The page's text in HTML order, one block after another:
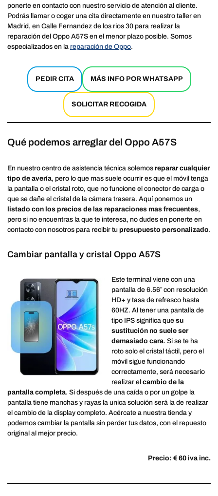
ponerte en contacto con nuestro servicio de atención al cliente.
Podrás llamar o coger una cita directamente en nuestro taller en
Madrid, en Calle Fernandez de los rios 30 para realizar la
reparación del Oppo A57S en el menor plazo posible. Somos
especializados en la reparación de Oppo.
PEDIR CITA MÁS INFO POR WHATSAPP
SOLICITAR RECOGIDA
Qué podemos arreglar del Oppo A57S
En nuestro centro de asistencia técnica solemos reparar cualquier
tipo de avería, pero lo que mas suele ocurrir es que el móvil tenga
la pantalla o el cristal roto, que no funcione el conector de carga o
que se dañe el cristal de la cámara trasera. Aquí ponemos un
listado con los precios de las reparaciones mas frecuentes,
pero si no encuentras la que te interesa, no dudes en ponerte en
contacto con nosotros para recibir tu presupuesto personalizado.
Cambiar pantalla y cristal Oppo A57S
Este terminal viene con una
pantalla de 6.56″ con resolución
HD+ y tasa de refresco hasta
60HZ. Al tener una pantalla de
tipo IPS significa que su
sustitución no suele ser
demasiado cara. Si se te ha
roto solo el cristal táctil, pero el
móvil sigue funcionando
correctamente, será necesario
realizar el cambio de la
pantalla completa. Si después de una caída o por un golpe la
pantalla tiene manchas y rayas la unica solución será la de realizar
el cambio de la display completo. Acércate a nuestra tienda y
podemos cambiar la pantalla sin perder tus datos, con el repuesto
original al mejor precio.
Precio: € 60 iva inc.